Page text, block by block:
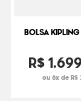
BOLSA
R$1.699
ou 6x de R$